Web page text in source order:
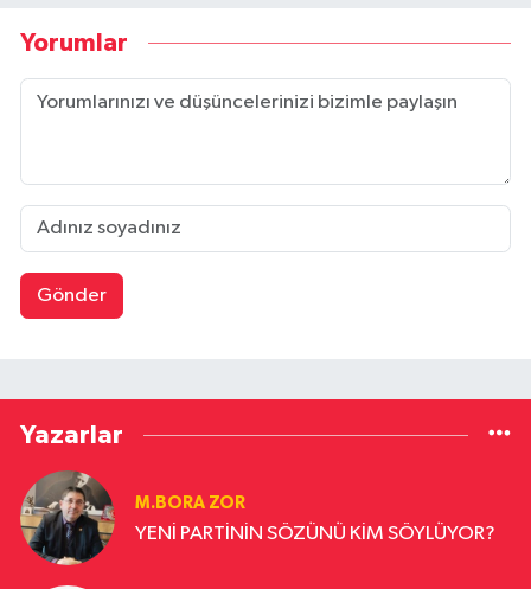
Yorumlar
Gönder
Yazarlar
M.BORA ZOR
YENİ PARTİNİN SÖZÜNÜ KİM SÖYLÜYOR?